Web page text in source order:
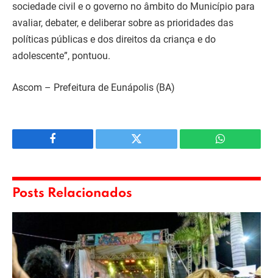
sociedade civil e o governo no âmbito do Município para
avaliar, debater, e deliberar sobre as prioridades das
políticas públicas e dos direitos da criança e do
adolescente”, pontuou.
Ascom – Prefeitura de Eunápolis (BA)
Facebook Twitter WhatsApp
Posts Relacionados